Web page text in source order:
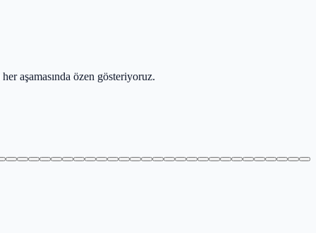
aşamasında özen gösteriyoruz.